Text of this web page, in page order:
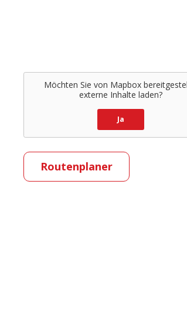
Möchten Sie von Mapbox
externe Inhalte laden?
Ja
Routenplaner